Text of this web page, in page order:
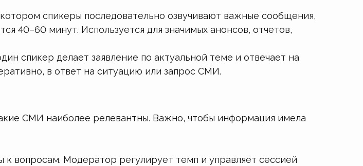
спикеры последовательно озвучивают важные сообщения,
40–60 минут. Используется для значимых анонсов, отчетов,
спикер делает заявление по актуальной теме и отвечает на
в ответ на ситуацию или запрос СМИ.
СМИ наиболее релевантны. Важно, чтобы информация имела
вопросам. Модератор регулирует темп и управляет сессией